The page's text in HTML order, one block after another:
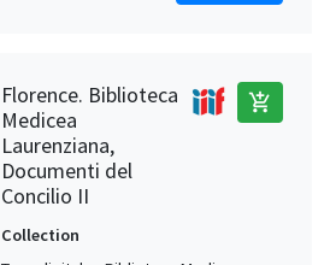
Florence. Biblioteca
Medicea
Laurenziana,
Documenti del
Concilio II
add_shopping_cart
Collection